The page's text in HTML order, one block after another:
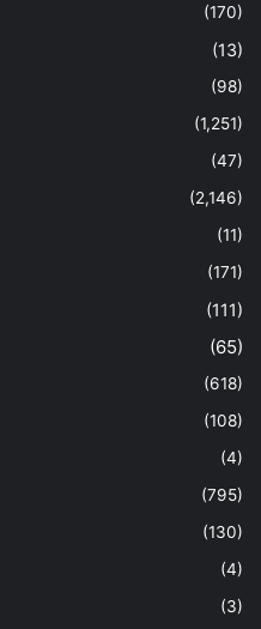
(170)
(13)
(98)
(1,251)
(47)
(2,146)
(11)
(171)
(111)
(65)
(618)
(108)
(4)
(795)
(130)
(4)
(3)